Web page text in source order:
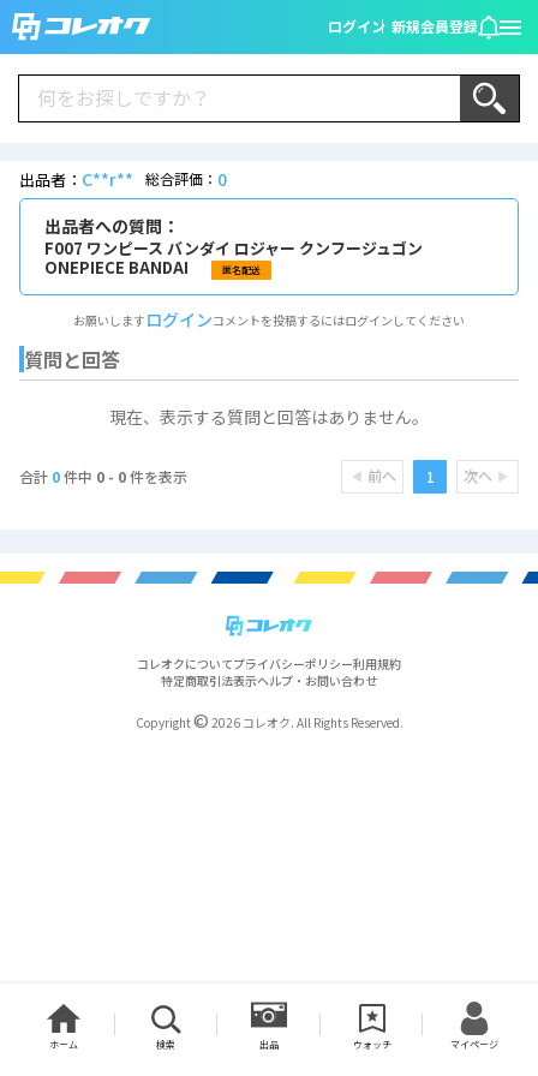
ログイン 新規会員登録
出品者： C**r** 総合評価： 0
出品者への質問：
F007 ワンピース バンダイ ロジャー クンフージュゴン
ONEPIECE BANDAI
匿名配送
お願いします ログインコメントを投稿するにはログインしてください
質問と回答
現在、表示する質問と回答はありません。
合計 0件中 0 - 0件を表示 前へ 1 次へ
コレオクについてプライバシーポリシー利用規約
特定商取引法表示ヘルプ・お問い合わせ
Copyright© 2026 コレオク. All Rights Reserved.
ホーム 検索 出品 ウォッチ マイページ